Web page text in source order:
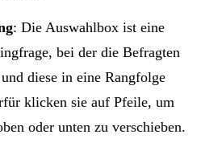
: Die Auswahlbox ist eine
bei der die Befragten
diese in eine Rangfolge
klicken sie auf Pfeile, um
oder unten zu verschieben.